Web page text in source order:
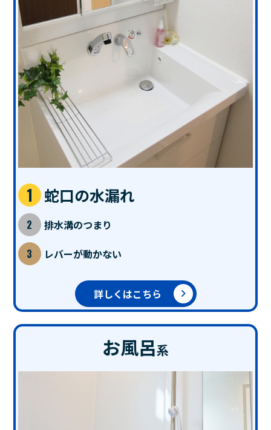
蛇口の水漏れ
排水溝のつまり
レバーが動かない
詳しくはこちら
お風呂系